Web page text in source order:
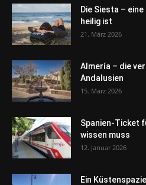
Die Siesta –
heilig ist
21. März 2026
Almería – die
Andalusien
15. März 2026
Spanien-Ticket
wissen muss
12. Januar 2026
Ein